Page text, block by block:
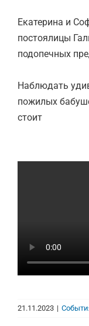
Екатерина и
постоялицы
подопечных
Наблюдать
пожилых
стоит
21.11.2023 |